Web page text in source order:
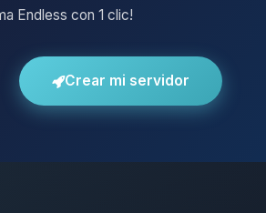
Endless con 1 clic!
Crear mi servidor